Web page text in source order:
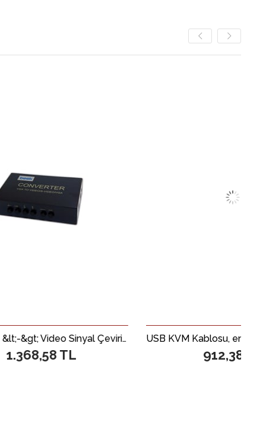
Beek VGA &lt;-&gt; Video Sinyal Çevirici&lt;br&gt; Beek PC to TV Converter
TL 912,38 TL